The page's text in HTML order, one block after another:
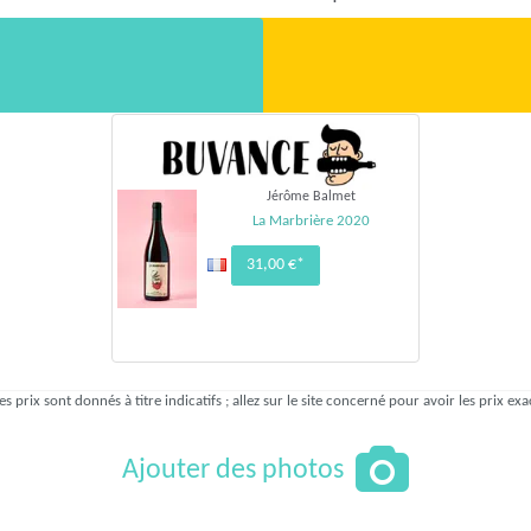
Jérôme Balmet
La Marbrière 2020
31,00 €*
prix sont donnés à titre indicatifs ; allez sur le site concerné pour avoir les prix
Ajouter des photos